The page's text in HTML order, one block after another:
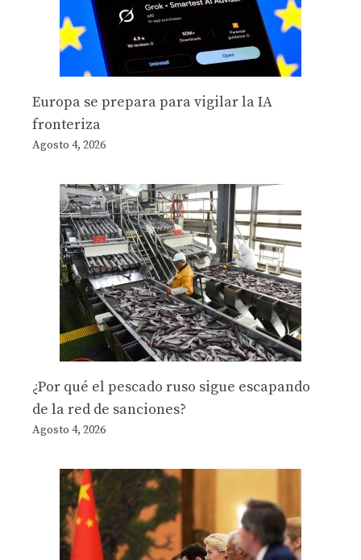
Europa se prepara para vigilar la IA
fronteriza
Agosto 4, 2026
¿Por qué el pescado ruso sigue escapando
de la red de sanciones?
Agosto 4, 2026